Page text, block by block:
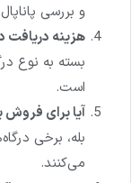
و بررسی پاناپال.
هزینه دریافت
بسته به نوع
است.
آیا برای
بله، برخی
می‌کنند.